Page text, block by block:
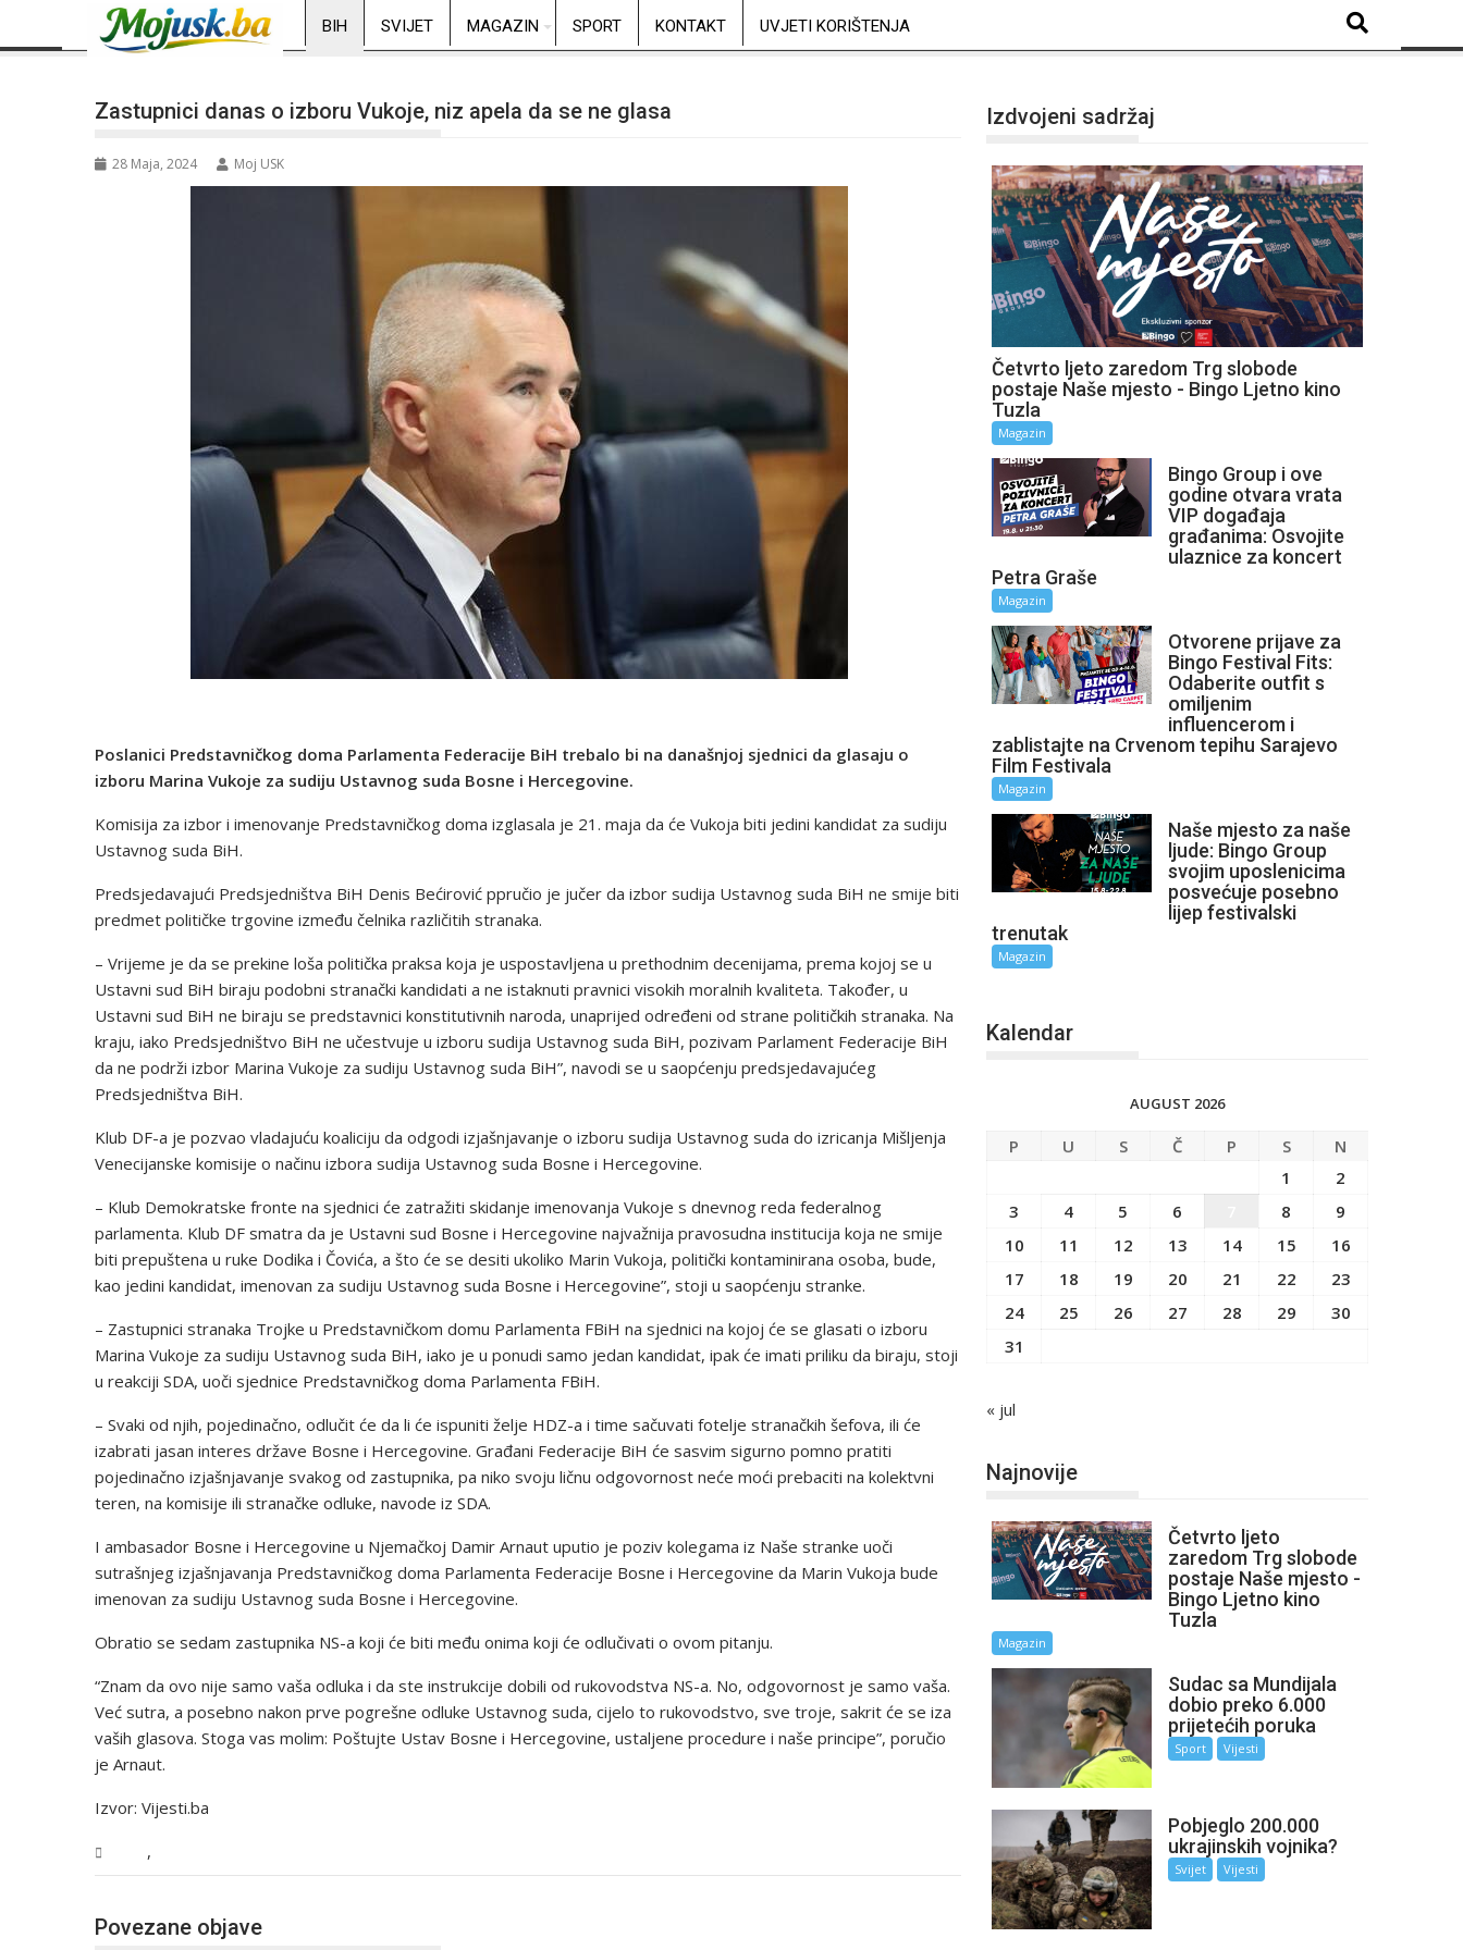
BIH SVIJET MAGAZIN SPORT KONTAKT UVJETI KORIŠTENJA
Zastupnici danas o izboru Vukoje, niz apela da se ne glasa
28 Maja, 2024 Moj USK
Poslanici Predstavničkog doma Parlamenta Federacije BiH trebalo bi na današnjoj sjednici da glasaju o
izboru Marina Vukoje za sudiju Ustavnog suda Bosne i Hercegovine.
Komisija za izbor i imenovanje Predstavničkog doma izglasala je 21. maja da će Vukoja biti jedini kandidat za sudiju
Ustavnog suda BiH.
Predsjedavajući Predsjedništva BiH Denis Bećirović ppručio je jučer da izbor sudija Ustavnog suda BiH ne smije biti
predmet političke trgovine između čelnika različitih stranaka.
– Vrijeme je da se prekine loša politička praksa koja je uspostavljena u prethodnim decenijama, prema kojoj se u
Ustavni sud BiH biraju podobni stranački kandidati a ne istaknuti pravnici visokih moralnih kvaliteta. Također, u
Ustavni sud BiH ne biraju se predstavnici konstitutivnih naroda, unaprijed određeni od strane političkih stranaka. Na
kraju, iako Predsjedništvo BiH ne učestvuje u izboru sudija Ustavnog suda BiH, pozivam Parlament Federacije BiH
da ne podrži izbor Marina Vukoje za sudiju Ustavnog suda BiH”, navodi se u saopćenju predsjedavajućeg
Predsjedništva BiH.
Klub DF-a je pozvao vladajuću koaliciju da odgodi izjašnjavanje o izboru sudija Ustavnog suda do izricanja Mišljenja
Venecijanske komisije o načinu izbora sudija Ustavnog suda Bosne i Hercegovine.
– Klub Demokratske fronte na sjednici će zatražiti skidanje imenovanja Vukoje s dnevnog reda federalnog
parlamenta. Klub DF smatra da je Ustavni sud Bosne i Hercegovine najvažnija pravosudna institucija koja ne smije
biti prepuštena u ruke Dodika i Čovića, a što će se desiti ukoliko Marin Vukoja, politički kontaminirana osoba, bude,
kao jedini kandidat, imenovan za sudiju Ustavnog suda Bosne i Hercegovine”, stoji u saopćenju stranke.
– Zastupnici stranaka Trojke u Predstavničkom domu Parlamenta FBiH na sjednici na kojoj će se glasati o izboru
Marina Vukoje za sudiju Ustavnog suda BiH, iako je u ponudi samo jedan kandidat, ipak će imati priliku da biraju, stoji
u reakciji SDA, uoči sjednice Predstavničkog doma Parlamenta FBiH.
– Svaki od njih, pojedinačno, odlučit će da li će ispuniti želje HDZ-a i time sačuvati fotelje stranačkih šefova, ili će
izabrati jasan interes države Bosne i Hercegovine. Građani Federacije BiH će sasvim sigurno pomno pratiti
pojedinačno izjašnjavanje svakog od zastupnika, pa niko svoju ličnu odgovornost neće moći prebaciti na kolektvni
teren, na komisije ili stranačke odluke, navode iz SDA.
I ambasador Bosne i Hercegovine u Njemačkoj Damir Arnaut uputio je poziv kolegama iz Naše stranke uoči
sutrašnjeg izjašnjavanja Predstavničkog doma Parlamenta Federacije Bosne i Hercegovine da Marin Vukoja bude
imenovan za sudiju Ustavnog suda Bosne i Hercegovine.
Obratio se sedam zastupnika NS-a koji će biti među onima koji će odlučivati o ovom pitanju.
“Znam da ovo nije samo vaša odluka i da ste instrukcije dobili od rukovodstva NS-a. No, odgovornost je samo vaša.
Već sutra, a posebno nakon prve pogrešne odluke Ustavnog suda, cijelo to rukovodstvo, sve troje, sakrit će se iza
vaših glasova. Stoga vas molim: Poštujte Ustav Bosne i Hercegovine, ustaljene procedure i naše principe”, poručio
je Arnaut.
Izvor: Vijesti.ba
,
Povezane objave
Izdvojeni sadržaj
Četvrto ljeto zaredom Trg slobode
postaje Naše mjesto - Bingo Ljetno kino
Tuzla
Magazin
Bingo Group i ove
godine otvara vrata
VIP događaja
građanima: Osvojite
ulaznice za koncert
Petra Graše
Magazin
Otvorene prijave za
Bingo Festival Fits:
Odaberite outfit s
omiljenim
influencerom i
zablistajte na Crvenom tepihu Sarajevo
Film Festivala
Magazin
Naše mjesto za naše
ljude: Bingo Group
svojim uposlenicima
posvećuje posebno
lijep festivalski
trenutak
Magazin
Kalendar
AUGUST 2026
P U S Č P S
N
1
2
3
4 5 6 8
9
10
11 12 13 14 15
16
17
18 19 20 21 22
23
24
25 26 27 28 29
30
31
« jul
Najnovije
Četvrto ljeto
zaredom Trg slobode
postaje Naše mjesto -
Bingo Ljetno kino
Tuzla
Magazin
Sudac sa Mundijala
dobio preko 6.000
prijetećih poruka
Sport Vijesti
Pobjeglo 200.000
ukrajinskih vojnika?
Svijet Vijesti